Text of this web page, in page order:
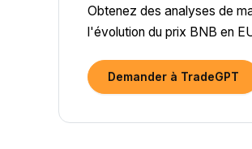
Obtenez des analyses de
l'évolution du prix BNB en
Demander à TradeGPT